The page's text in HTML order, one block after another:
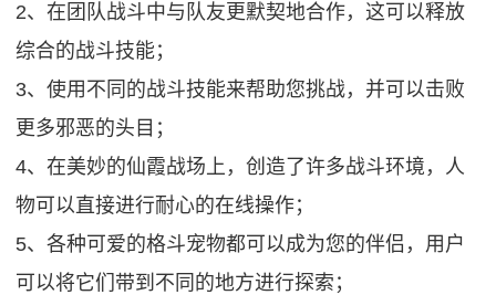
2、在团队战斗中与队友更默契地合作，这可以释放
综合的战斗技能；
3、使用不同的战斗技能来帮助您挑战，并可以击败
更多邪恶的头目；
4、在美妙的仙霞战场上，创造了许多战斗环境，人
物可以直接进行耐心的在线操作；
5、各种可爱的格斗宠物都可以成为您的伴侣，用户
可以将它们带到不同的地方进行探索；